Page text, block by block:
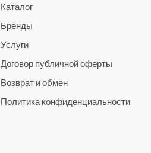
Каталог
Бренды
Услуги
Договор публичной оферты
Возврат и обмен
Политика конфиденциальности